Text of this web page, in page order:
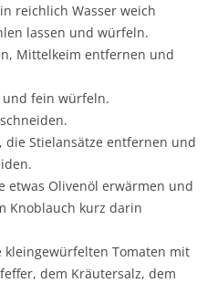
reichlich Wasser weich
lassen und würfeln.
Mittelkeim entfernen und
und fein würfeln.
die Stielansätze entfernen und
etwas Olivenöl erwärmen und
Knoblauch kurz darin
kleingewürfelten Tomaten mit
dem Kräutersalz, dem